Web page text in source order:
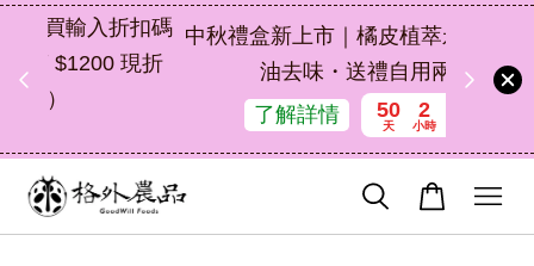
中秋禮盒新上市｜橘皮植萃永續好禮，解
油去味・送禮自用兩相宜
50
天
2
小時
44
分鐘